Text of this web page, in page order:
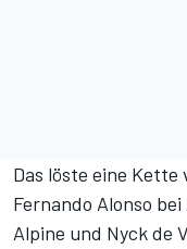
Das löste eine Kette
Fernando Alonso
Alpine und Nyck de